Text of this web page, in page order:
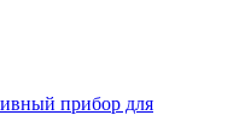
прибор для